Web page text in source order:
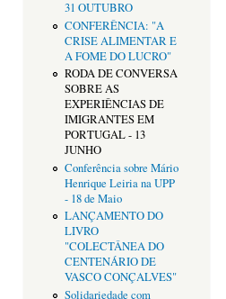
31 OUTUBRO
CONFERÊNCIA: "A
CRISE ALIMENTAR E
A FOME DO LUCRO"
RODA DE CONVERSA
SOBRE AS
EXPERIÊNCIAS DE
IMIGRANTES EM
PORTUGAL - 13
JUNHO
Conferência sobre Mário
Henrique Leiria na UPP
- 18 de Maio
LANÇAMENTO DO
LIVRO
"COLECTÂNEA DO
CENTENÁRIO DE
VASCO CONÇALVES"
Solidariedade com